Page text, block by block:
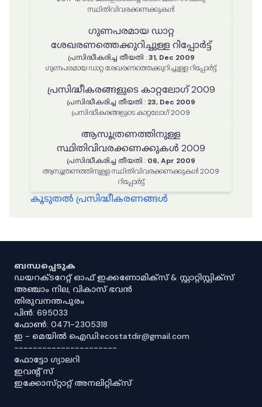
സ്ഥിതിവിവരക്കണക്കുകൾ
ഗുണപരമായ ഡാറ്റ
ശേഖരണത്തെക്കുറിച്ചുള്ള റിപ്പോർട്ട്
പ്രസിദ്ധീകരിച്ച തീയതി : 31, Dec 2009
ഗുണപരമായ ഡാറ്റ ശേഖരണത്തെക്കുറിച്ചുള്ള റിപ്പോർട്ട്
പ്രസിദ്ധീകരങ്ങളുടെ കാറ്റലോഗ് 2009
പ്രസിദ്ധീകരിച്ച തീയതി : 23, Dec 2009
പ്രസിദ്ധീകരങ്ങളുടെ കാറ്റലോഗ് 2009
ആസൂത്രണത്തിനുള്ള
സ്ഥിതിവിവരക്കണക്കുകൾ 2009
പ്രസിദ്ധീകരിച്ച തീയതി : 06, Apr 2009
ആസൂത്രണത്തിനുള്ള സ്ഥിതിവിവരക്കണക്കുകൾ 2009
റിപ്പോര്‍ട്ട്
കൂടുതൽ പ്രസിദ്ധീകരണങ്ങൾ
ബന്ധപ്പെടുക
ഡയറക്ടറേറ്റ് ഓഫ് ഇക്കണോമിക്സ് & സ്റ്റാറ്റിസ്റ്റിക്സ്
അഞ്ചാം നില, വികാസ് ഭവൻ
തിരുവനന്തപുരം
പിൻ: 695033
ഫോൺ: 0471-2305318
ഇ - മെയിൽ ഐഡി:ecostatdir@gmail.com
----------------------
ഫോട്ടോ ഗ്യാലറി
ഇവൻ്റ് സ്
ഇക്കോസ്‌റ്റാറ്റ് അനലിറ്റിക്‌സ്